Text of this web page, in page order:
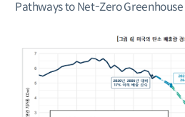
Pathways to Net-Zero Greenhouse